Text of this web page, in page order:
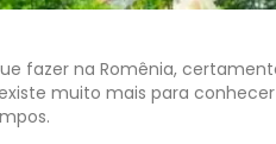
fazer na Romênia,
muito mais para